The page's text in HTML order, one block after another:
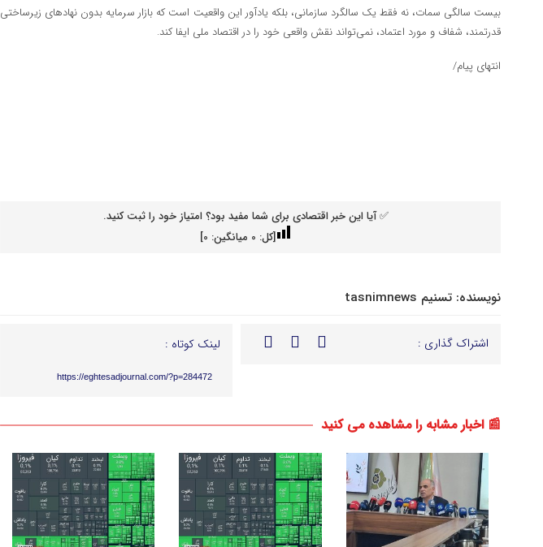
بیست سالگی سمات، نه فقط یک سالگرد سازمانی، بلکه یادآور این واقعیت است که بازار سرمایه بدون نهادهای زیرساختی
قدرتمند، شفاف و مورد اعتماد، نمی‌تواند نقش واقعی خود را در اقتصاد ملی ایفا کند.
انتهای پیام/
✅ آیا این خبر اقتصادی برای شما مفید بود؟ امتیاز خود را ثبت کنید.
[کل: 0 میانگین: 0
]
نویسنده: تسنیم tasnimnews
اشتراک گذاری : لینک کوتاه :
https://eghtesadjournal.com/?p=284472
📰 اخبار مشابه را مشاهده می کنید